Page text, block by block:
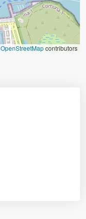
OpenStreetMapcontributors